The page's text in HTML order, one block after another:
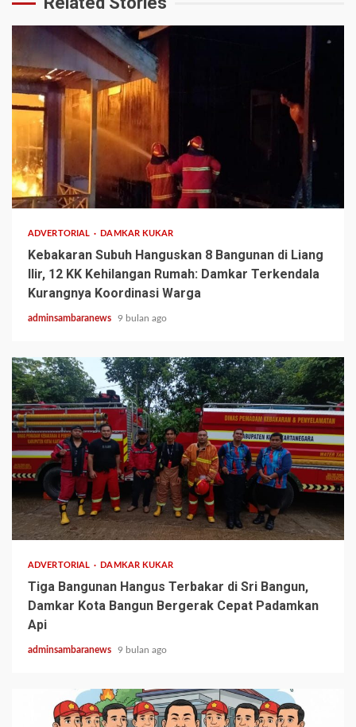
2 min read
ADVERTORIAL DAMKAR KUKAR
Kebakaran Subuh Hanguskan 8 Bangunan di Liang
Ilir, 12 KK Kehilangan Rumah: Damkar Terkendala
Kurangnya Koordinasi Warga
adminsambaranews 9 bulan ago
1 min read
ADVERTORIAL DAMKAR KUKAR
Tiga Bangunan Hangus Terbakar di Sri Bangun,
Damkar Kota Bangun Bergerak Cepat Padamkan
Api
adminsambaranews 9 bulan ago